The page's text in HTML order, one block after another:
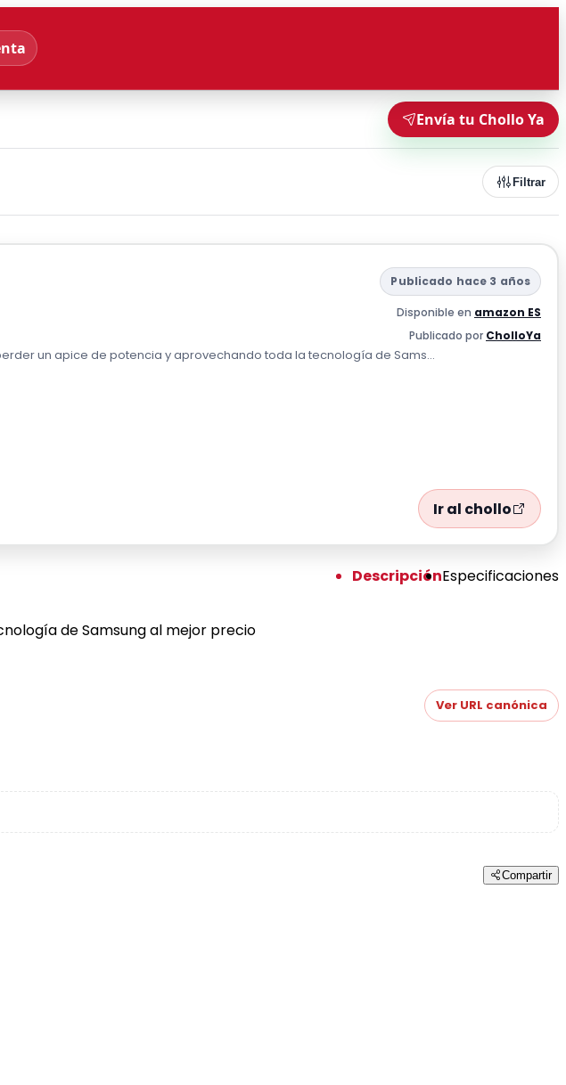
Envía tu Chollo Ya
Filtrar
Publicado hace 3 años
Disponible en amazon ES
Publicado por CholloYa
un apice de potencia y aprovechando toda la tecnología de Sams...
Ir al chollo
DescripciónEspecificaciones
de Samsung al mejor precio
Ver URL canónica
Compartir